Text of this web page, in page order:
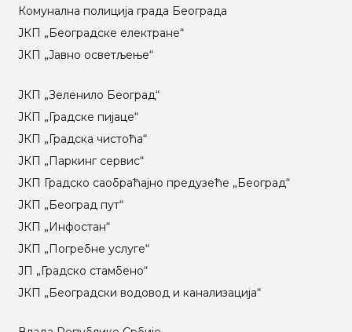
Комунална полиција града Београда
ЈКП „Београдске електране“
ЈКП „Јавно осветљење“
ЈКП „Зеленило Београд“
ЈКП „Градске пијаце“
ЈКП „Градска чистоћа“
ЈКП „Паркинг сервис“
ЈКП Градско саобраћајно предузеће „Београд“
ЈКП „Београд пут“
ЈКП „Инфостан“
ЈКП „Погребне услуге“
ЈП „Градско стамбено“
ЈКП „Београдски водовод и канализација“